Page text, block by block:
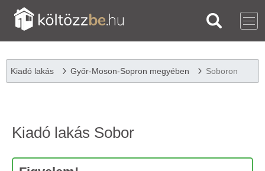
Kiadó lakás Győr-Moson-Sopron megyében Soboron
Kiadó lakás Sobor